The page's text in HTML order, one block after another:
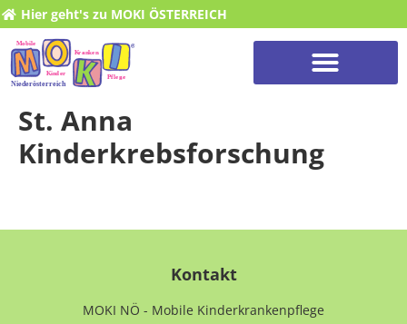
Hier geht's zu MOKI ÖSTERREICH
St. Anna
Kinderkrebsforschung
Kontakt
MOKI NÖ - Mobile Kinderkrankenpflege